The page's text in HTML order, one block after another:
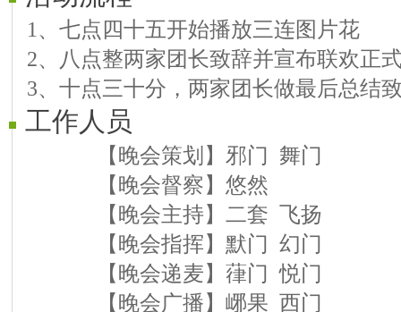
1、七点四十五开始播放三连图片花
2、八点整两家团长致辞并宣布联欢正
3、十点三十分，两家团长做最后总结
工作人员
【晚会策划】邪门 舞门
【晚会督察】悠然
【晚会主持】二套 飞扬
【晚会指挥】默门 幻门
【晚会递麦】葎门 悦门
【晚会广播】峫果 西门